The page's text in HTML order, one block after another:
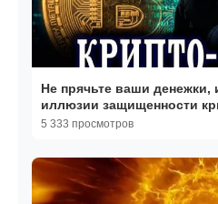
Не прячьте ваши денежки,
иллюзии защищенности
5 333 просмотров